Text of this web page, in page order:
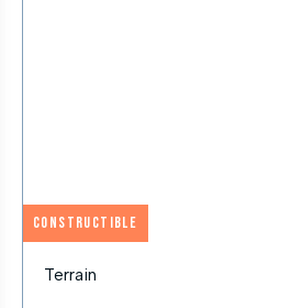
Constructible
Terrain